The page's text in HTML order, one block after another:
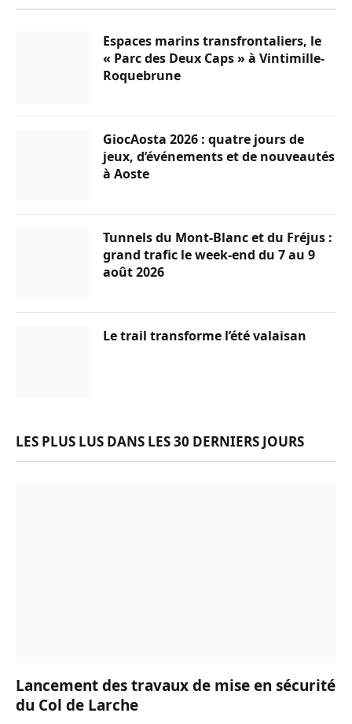
Espaces marins transfrontaliers, le
« Parc des Deux Caps » à Vintimille-
Roquebrune
GiocAosta 2026 : quatre jours de
jeux, d’événements et de nouveautés
à Aoste
Tunnels du Mont-Blanc et du Fréjus :
grand trafic le week-end du 7 au 9
août 2026
Le trail transforme l’été valaisan
LES PLUS LUS DANS LES 30 DERNIERS JOURS
Lancement des travaux de mise en sécurité
du Col de Larche